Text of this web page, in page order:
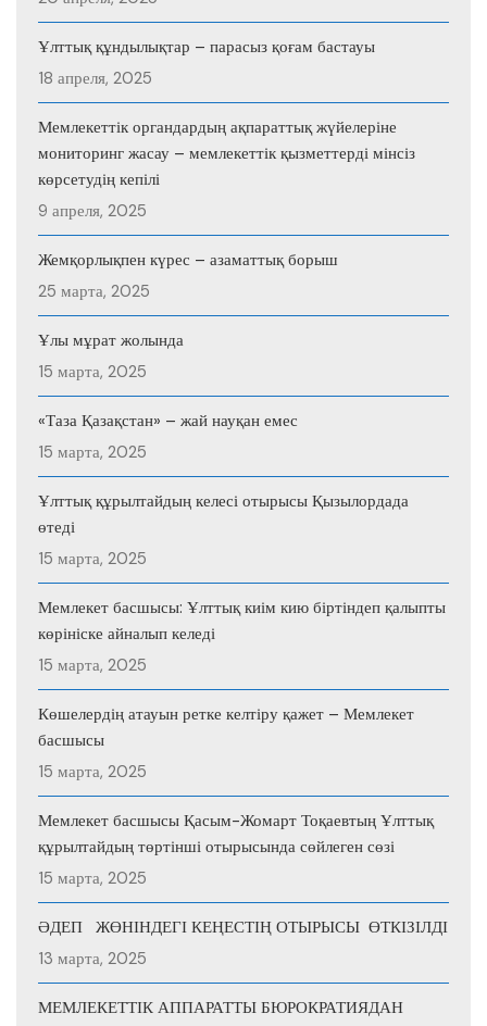
Ұлттық құндылықтар – парасыз қоғам бастауы
18 апреля, 2025
Мемлекеттік органдардың ақпараттық жүйелеріне
мониторинг жасау – мемлекеттік қызметтерді мінсіз
көрсетудің кепілі
9 апреля, 2025
Жемқорлықпен күрес – азаматтық борыш
25 марта, 2025
Ұлы мұрат жолында
15 марта, 2025
«Таза Қазақстан» – жай науқан емес
15 марта, 2025
Ұлттық құрылтайдың келесі отырысы Қызылордада
өтеді
15 марта, 2025
Мемлекет басшысы: Ұлттық киім кию біртіндеп қалыпты
көрініске айналып келеді
15 марта, 2025
Көшелердің атауын ретке келтіру қажет – Мемлекет
басшысы
15 марта, 2025
Мемлекет басшысы Қасым-Жомарт Тоқаевтың Ұлттық
құрылтайдың төртінші отырысында сөйлеген сөзі
15 марта, 2025
ӘДЕП ЖӨНІНДЕГІ КЕҢЕСТІҢ ОТЫРЫСЫ ӨТКІЗІЛДІ
13 марта, 2025
МЕМЛЕКЕТТІК АППАРАТТЫ БЮРОКРАТИЯДАН